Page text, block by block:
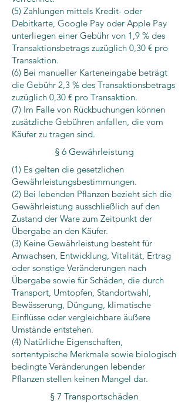
(5) Zahlungen mittels Kredit- oder
Debitkarte, Google Pay oder Apple Pay
unterliegen einer Gebühr von 1,9 % des
Transaktionsbetrags zuzüglich 0,30 € pro
Transaktion.
(6) Bei manueller Karteneingabe beträgt
die Gebühr 2,3 % des Transaktionsbetrags
zuzüglich 0,30 € pro Transaktion.
(7) Im Falle von Rückbuchungen können
zusätzliche Gebühren anfallen, die vom
Käufer zu tragen sind.
§ 6 Gewährleistung
(1) Es gelten die gesetzlichen
Gewährleistungsbestimmungen.
(2) Bei lebenden Pflanzen bezieht sich die
Gewährleistung ausschließlich auf den
Zustand der Ware zum Zeitpunkt der
Übergabe an den Käufer.
(3) Keine Gewährleistung besteht für
Anwachsen, Entwicklung, Vitalität, Ertrag
oder sonstige Veränderungen nach
Übergabe sowie für Schäden, die durch
Transport, Umtopfen, Standortwahl,
Bewässerung, Düngung, klimatische
Einflüsse oder vergleichbare äußere
Umstände entstehen.
(4) Natürliche Eigenschaften,
sortentypische Merkmale sowie biologisch
bedingte Veränderungen lebender
Pflanzen stellen keinen Mangel dar.
§ 7 Transportschäden